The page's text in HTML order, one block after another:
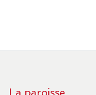
La paroisse